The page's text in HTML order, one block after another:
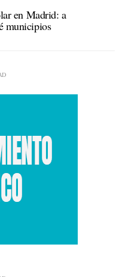
en Madrid: a
municipios